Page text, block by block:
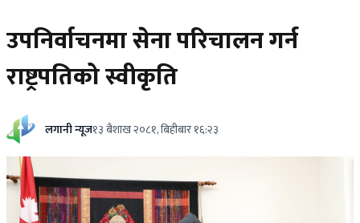
उपनिर्वाचनमा सेना परिचालन गर्न
राष्ट्रपतिको स्वीकृति
लगानी न्यूज१३ बैशाख २०८१, बिहीबार १६:२३